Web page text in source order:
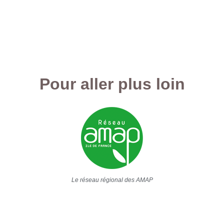
Pour aller plus loin
Le réseau régional des AMAP